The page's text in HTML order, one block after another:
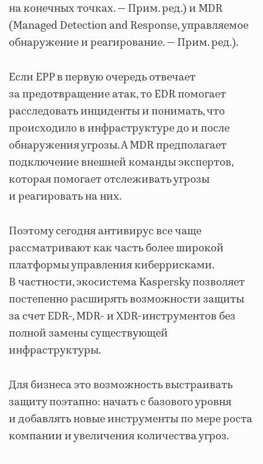
на конечных точках. — Прим. ред.) и MDR
(Managed Detection and Response, управляемое
обнаружение и реагирование. — Прим. ред.).
Если EPP в первую очередь отвечает
за предотвращение атак, то EDR помогает
расследовать инциденты и понимать, что
происходило в инфраструктуре до и после
обнаружения угрозы. А MDR предполагает
подключение внешней команды экспертов,
которая помогает отслеживать угрозы
и реагировать на них.
Поэтому сегодня антивирус все чаще
рассматривают как часть более широкой
платформы управления киберрисками.
В частности, экосистема Kaspersky позволяет
постепенно расширять возможности защиты
за счет EDR-, MDR- и XDR-инструментов без
полной замены существующей
инфраструктуры.
Для бизнеса это возможность выстраивать
защиту поэтапно: начать с базового уровня
и добавлять новые инструменты по мере роста
компании и увеличения количества угроз.